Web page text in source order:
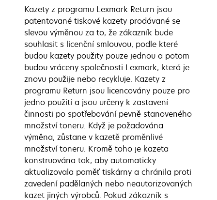
Kazety z programu Lexmark Return jsou
patentované tiskové kazety prodávané se
slevou výměnou za to, že zákazník bude
souhlasit s licenční smlouvou, podle které
budou kazety použity pouze jednou a potom
budou vráceny společnosti Lexmark, která je
znovu použije nebo recykluje. Kazety z
programu Return jsou licencovány pouze pro
jedno použití a jsou určeny k zastavení
činnosti po spotřebování pevně stanoveného
množství toneru. Když je požadována
výměna, zůstane v kazetě proměnlivé
množství toneru. Kromě toho je kazeta
konstruována tak, aby automaticky
aktualizovala paměť tiskárny a chránila proti
zavedení padělaných nebo neautorizovaných
kazet jiných výrobců. Pokud zákazník s